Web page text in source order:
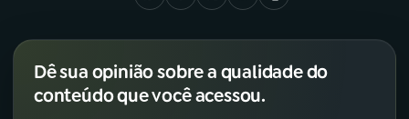
Dê sua opinião sobre a qualidade do
conteúdo que você acessou.